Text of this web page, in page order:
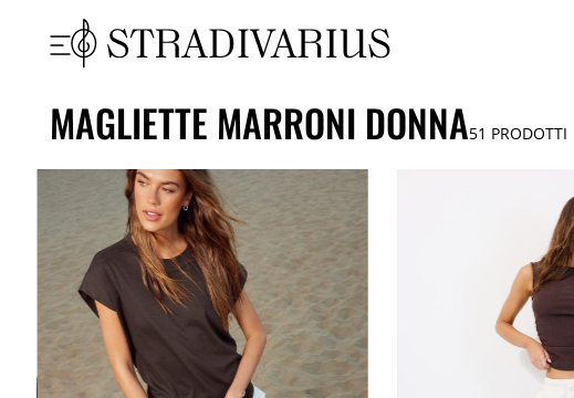
MAGLIETTE MARRONI DONNA51 PRODOTTI